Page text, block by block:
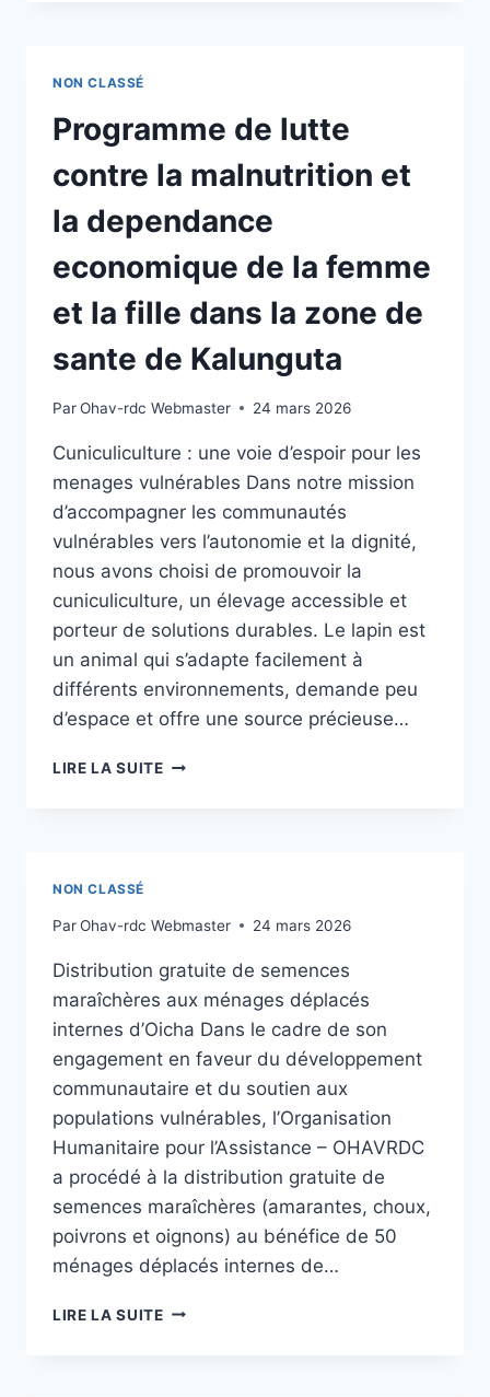
NON CLASSÉ
Programme de lutte
contre la malnutrition et
la dependance
economique de la femme
et la fille dans la zone de
sante de Kalunguta
ParOhav-rdc Webmaster 24 mars 2026
Cuniculiculture : une voie d’espoir pour les
menages vulnérables Dans notre mission
d’accompagner les communautés
vulnérables vers l’autonomie et la dignité,
nous avons choisi de promouvoir la
cuniculiculture, un élevage accessible et
porteur de solutions durables. Le lapin est
un animal qui s’adapte facilement à
différents environnements, demande peu
d’espace et offre une source précieuse…
LIRE LA SUITEPROGRAMME
LA
ECONOMIQUE
DE
FEMME
ET
LA
FILLE
DANS
LA
ZONE
DE
DE
KALUNGUTA
NON CLASSÉ
ParOhav-rdc Webmaster 24 mars 2026
Distribution gratuite de semences
maraîchères aux ménages déplacés
internes d’Oicha Dans le cadre de son
engagement en faveur du développement
communautaire et du soutien aux
populations vulnérables, l’Organisation
Humanitaire pour l’Assistance – OHAVRDC
a procédé à la distribution gratuite de
semences maraîchères (amarantes, choux,
poivrons et oignons) au bénéfice de 50
ménages déplacés internes de…
LIRE LA SUITE